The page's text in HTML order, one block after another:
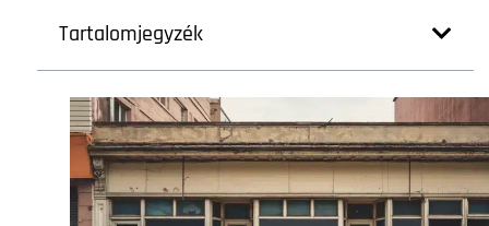
Tartalomjegyzék